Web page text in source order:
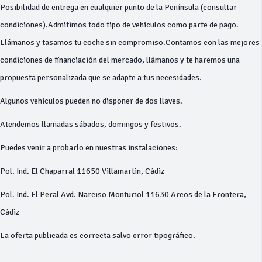
Posibilidad de entrega en cualquier punto de la Península (consultar
condiciones).Admitimos todo tipo de vehículos como parte de pago.
Llámanos y tasamos tu coche sin compromiso.Contamos con las mejores
condiciones de financiación del mercado, llámanos y te haremos una
propuesta personalizada que se adapte a tus necesidades.
Algunos vehículos pueden no disponer de dos llaves.
Atendemos llamadas sábados, domingos y festivos.
Puedes venir a probarlo en nuestras instalaciones:
Pol. Ind. El Chaparral 11650 Villamartin, Cádiz
Pol. Ind. El Peral Avd. Narciso Monturiol 11630 Arcos de la Frontera,
Cádiz
La oferta publicada es correcta salvo error tipográfico.